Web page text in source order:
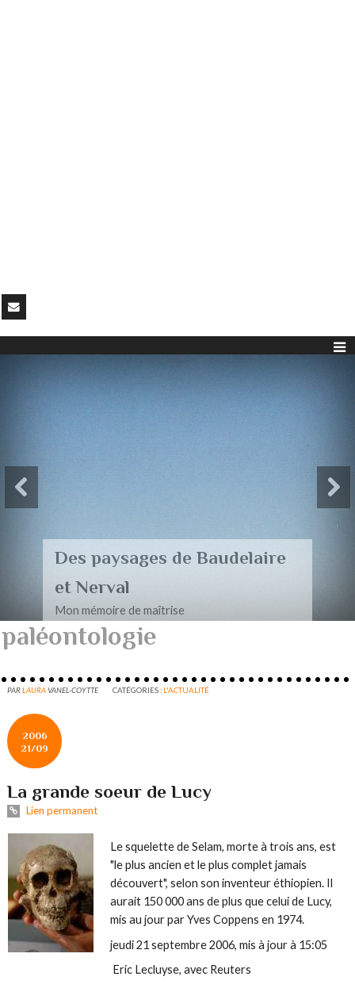
Des paysages de Baudelaire
et Nerval
Mon mémoire de maîtrise
paléontologie
PARLAURAVANEL-COYTTE CATÉGORIES : L'ACTUALITÉ
2006
21/09
La grande soeur de Lucy
Lien permanent
Le squelette de Selam, morte à trois ans, est
"le plus ancien et le plus complet jamais
découvert", selon son inventeur éthiopien. Il
aurait 150 000 ans de plus que celui de Lucy,
mis au jour par Yves Coppens en 1974.
jeudi 21 septembre 2006, mis à jour à 15:05
Eric Lecluyse, avec Reuters